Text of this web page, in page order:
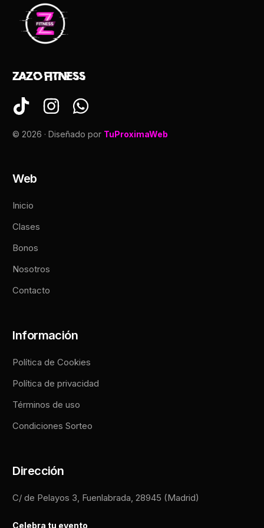
Zazo Fitness
© 2026 · Diseñado por TuProximaWeb
Web
Inicio
Clases
Bonos
Nosotros
Contacto
Información
Política de Cookies
Política de privacidad
Términos de uso
Condiciones Sorteo
Dirección
C/ de Pelayos 3, Fuenlabrada, 28945 (Madrid)
Celebra tu evento